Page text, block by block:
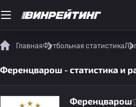
ГлавнаяФутбольная статистика
Ференцварош - статистика и
Ференцварош